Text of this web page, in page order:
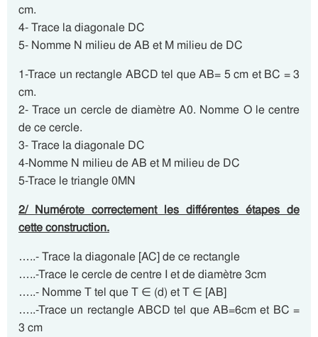
cm.
4- Trace la diagonale DC
5- Nomme N milieu de AB et M milieu de DC
1-Trace un rectangle ABCD tel que AB= 5 cm et BC = 3
cm.
2- Trace un cercle de diamètre A0. Nomme O le centre
de ce cercle.
3- Trace la diagonale DC
4-Nomme N milieu de AB et M milieu de DC
5-Trace le triangle 0MN
2/ Numérote correctement les différentes étapes de
cette construction.
…..- Trace la diagonale [AC] de ce rectangle
…..-Trace le cercle de centre I et de diamètre 3cm
…..- Nomme T tel que T ∈ (d) et T ∈ [AB]
…..-Trace un rectangle ABCD tel que AB=6cm et BC =
3 cm